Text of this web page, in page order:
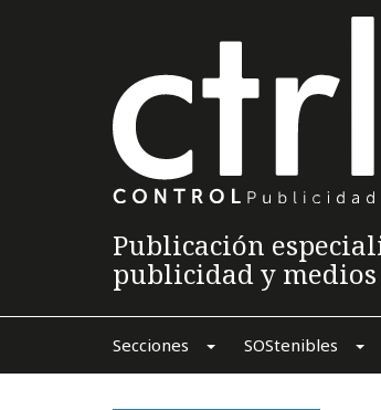
Publicación
publicidad y
Secciones SOStenibles